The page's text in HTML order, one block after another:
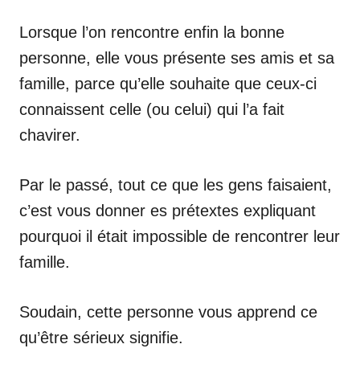
Lorsque l’on rencontre enfin la bonne
personne, elle vous présente ses amis et sa
famille, parce qu’elle souhaite que ceux-ci
connaissent celle (ou celui) qui l’a fait
chavirer.
Par le passé, tout ce que les gens faisaient,
c’est vous donner es prétextes expliquant
pourquoi il était impossible de rencontrer leur
famille.
Soudain, cette personne vous apprend ce
qu’être sérieux signifie.